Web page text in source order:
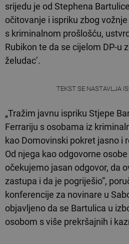
srijedu je od Stephena
očitovanje i ispriku zbog
s kriminalnom prošlošću,
Rubikon te da se cijelom DP-u
želudac’.
TEKST SE NASTAVLJA
„Tražim javnu ispriku Stjepe
Ferrariju s osobama iz
kao Domovinski pokret jasno i
Od njega kao odgovorne
očekujemo jasan odgovor, da
zastupa i da je pogriješio”,
konferencije za novinare u
objavljeno da se Bartulica u
osobom s više prekršajnih i